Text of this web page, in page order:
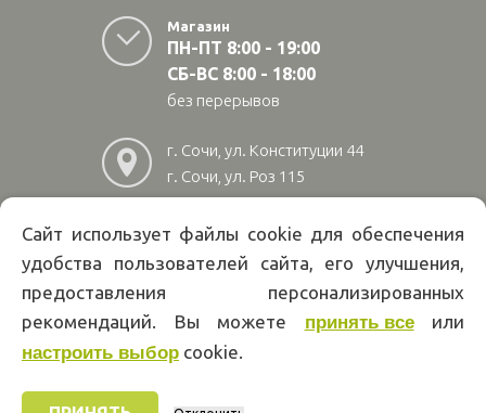
Магазин
ПН-ПТ 8:00 - 19:00
СБ-ВС 8:00 - 18:00
без перерывов
г. Сочи, ул. Конституции 44
г. Сочи, ул. Роз 115
г. Адлер, ул Авиационная
28/10
222 02 01
офертой. Указанные цены действуют только при оформлении заказа
через интернет-магазин papakarlotools.ru.
Цены в пунктах выдачи заказов и розничных магазинах компании
Сайт использует файлы cookie для обеспечения
удобства пользователей сайта, его улучшения,
предоставления персонализированных
рекомендаций. Вы можете принять всеили
настроить выбор cookie.